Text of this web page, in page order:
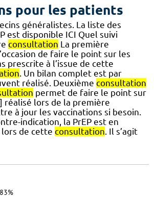
pour les patients
généralistes. La liste des
est disponible ICI Quel suivi
consultation La première
de faire le point sur les
prescrite à l’issue de cette
. Un bilan complet est par
réalisé. Deuxième consultation
permet de faire le point sur
réalisé lors de la première
à jour les vaccinations si besoin.
indication, la PrEP est en
de cette consultation. Il s’agit
83%